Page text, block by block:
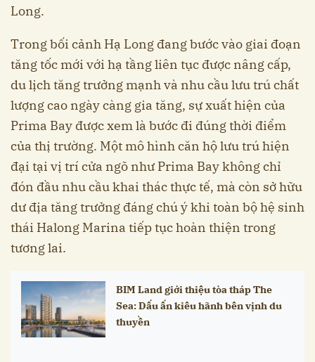
Long.
Trong bối cảnh Hạ Long đang bước vào giai đoạn
tăng tốc mới với hạ tầng liên tục được nâng cấp,
du lịch tăng trưởng mạnh và nhu cầu lưu trú chất
lượng cao ngày càng gia tăng, sự xuất hiện của
Prima Bay được xem là bước đi đúng thời điểm
của thị trường. Một mô hình căn hộ lưu trú hiện
đại tại vị trí cửa ngõ như Prima Bay không chỉ
đón đầu nhu cầu khai thác thực tế, mà còn sở hữu
dư địa tăng trưởng đáng chú ý khi toàn bộ hệ sinh
thái Halong Marina tiếp tục hoàn thiện trong
tương lai.
BIM Land giới thiệu tòa tháp The
Sea: Dấu ấn kiêu hãnh bên vịnh du
thuyền